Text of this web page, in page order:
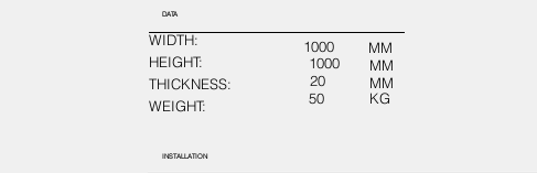
DATA
WIDTH:
HEIGHT:
THICKNESS:
WEIGHT:
1000
1000
20
50
MM
MM
MM
KG
INSTALLATION